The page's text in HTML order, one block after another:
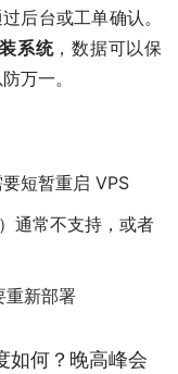
后台或工单确认。
系统，数据可以保
万一。
短暂重启 VPS
通常不支持，或者
重新部署
如何？晚高峰会